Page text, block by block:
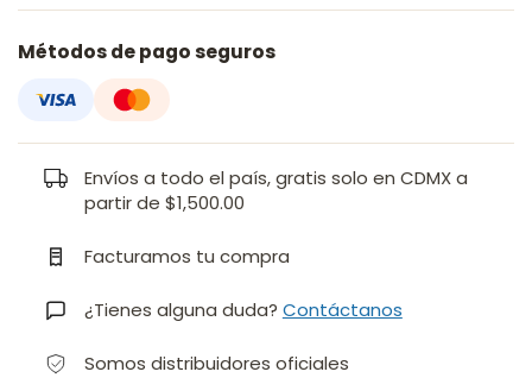
$ 8,474.79.$ 7,412.06.
Métodos de pago seguros
Envíos a todo el país, gratis solo en CDMX a
partir de $1,500.00
Facturamos tu compra
¿Tienes alguna duda? Contáctanos
Somos distribuidores oficiales